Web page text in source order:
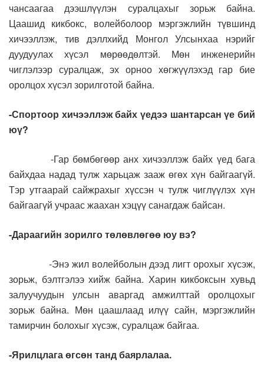
чансаагаа дээшлүүлэн суралцахыг зорьж байна.
Цаашид кикбокс, волейболоор мэргэжлийн түвшинд
хичээллэж, тив дэллхийд Монгол Улсынхаа нэрийг
дуудуулах хүсэл мөрөөдөлтэй. Мөн инженерийн
чиглэлээр суралцаж, эх орноо хөгжүүлэхэд гар бие
оролцох хүсэл зорилготой байна.
-Спортоор хичээллэж байх үедээ шантарсан үе бий
юү?
-Гар бөмбөгөөр анх хичээллэж байх үед бага
байхдаа надад тулж харьцаж зааж өгөх хүн байгаагүй.
Тэр утгаарай сайжрахыг хүссэн ч тулж чиглүүлэх хүн
байгаагүй учраас жаахан хэцүү санагдаж байсан.
-Дараагийн зорилго төлөвлөгөө юу вэ?
-Энэ жил волейболын дээд лигт орохыг хүсэж,
зорьж, бэлтгэлээ хийж байна. Харин кикбоксын хувьд
залуучуудын улсын аваргад амжилттай оролцохыг
зорьж байна. Мөн цаашлаад илүү сайн, мэргэжлийн
тамирчин болохыг хүсэж, суралцаж байгаа.
-Ярилцлага өгсөн танд баярлалаа.